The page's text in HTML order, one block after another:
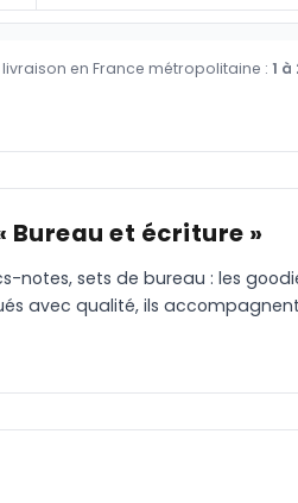
en France métropolitaine : 1
Bureau et écriture »
notes, sets de bureau : les
avec qualité, ils